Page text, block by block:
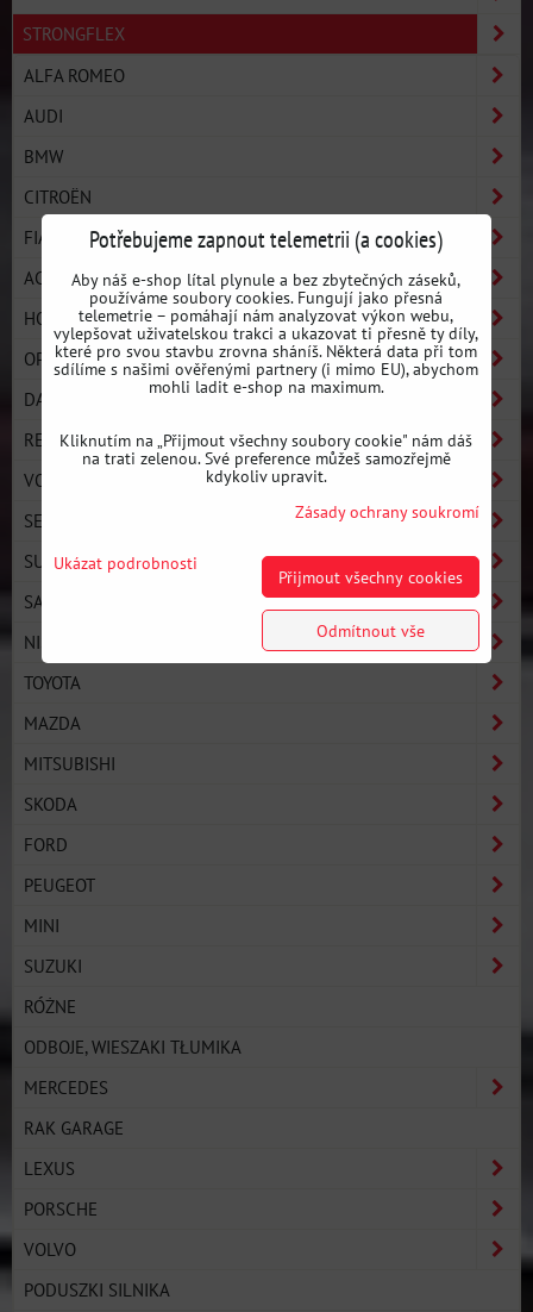
STRONGFLEX
ALFA ROMEO
AUDI
BMW
CITROËN
FIAT
ACURA
HONDA
OPEL / VAUXHALL
DAEWOO
RENAULT
VOLKSWAGEN
SEAT
SUBARU
SAAB
NISSAN
TOYOTA
MAZDA
MITSUBISHI
SKODA
FORD
PEUGEOT
MINI
SUZUKI
RÓŻNE
ODBOJE, WIESZAKI TŁUMIKA
MERCEDES
RAK GARAGE
LEXUS
PORSCHE
VOLVO
PODUSZKI SILNIKA
Potřebujeme zapnout telemetrii (a cookies)
Aby náš e-shop lítal plynule a bez zbytečných záseků,
používáme soubory cookies. Fungují jako přesná
telemetrie – pomáhají nám analyzovat výkon webu,
vylepšovat uživatelskou trakci a ukazovat ti přesně ty díly,
které pro svou stavbu zrovna sháníš. Některá data při tom
sdílíme s našimi ověřenými partnery (i mimo EU), abychom
mohli ladit e-shop na maximum.
Kliknutím na „Přijmout všechny soubory cookie" nám dáš
na trati zelenou. Své preference můžeš samozřejmě
kdykoliv upravit.
Zásady ochrany soukromí
Ukázat podrobnosti
Přijmout všechny cookies
Odmítnout vše